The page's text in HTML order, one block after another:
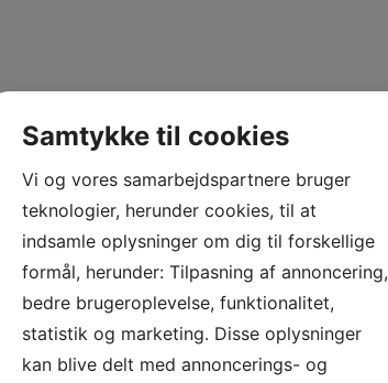
Samtykke til cookies
Vi og vores samarbejdspartnere bruger
teknologier, herunder cookies, til at
indsamle oplysninger om dig til forskellige
formål, herunder: Tilpasning af annoncering,
bedre brugeroplevelse, funktionalitet,
statistik og marketing. Disse oplysninger
kan blive delt med annoncerings- og